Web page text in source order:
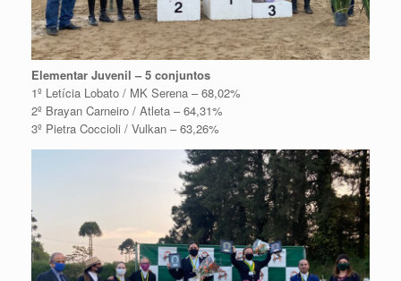
Elementar Juvenil – 5 conjuntos
1º Letícia Lobato / MK Serena – 68,02%
2º Brayan Carneiro / Atleta – 64,31%
3º Pietra Coccioli / Vulkan – 63,26%